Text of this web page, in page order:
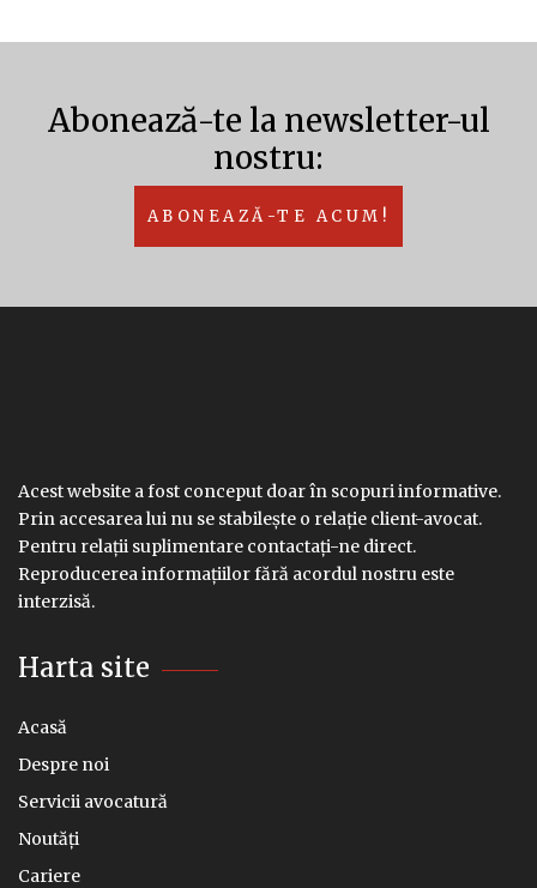
Abonează-te la newsletter-ul
nostru:
ABONEAZĂ-TE ACUM!
Acest website a fost conceput doar în scopuri informative.
Prin accesarea lui nu se stabilește o relație client-avocat.
Pentru relații suplimentare contactați-ne direct.
Reproducerea informațiilor fără acordul nostru este
interzisă.
Harta site
Acasă
Despre noi
Servicii avocatură
Noutăți
Cariere